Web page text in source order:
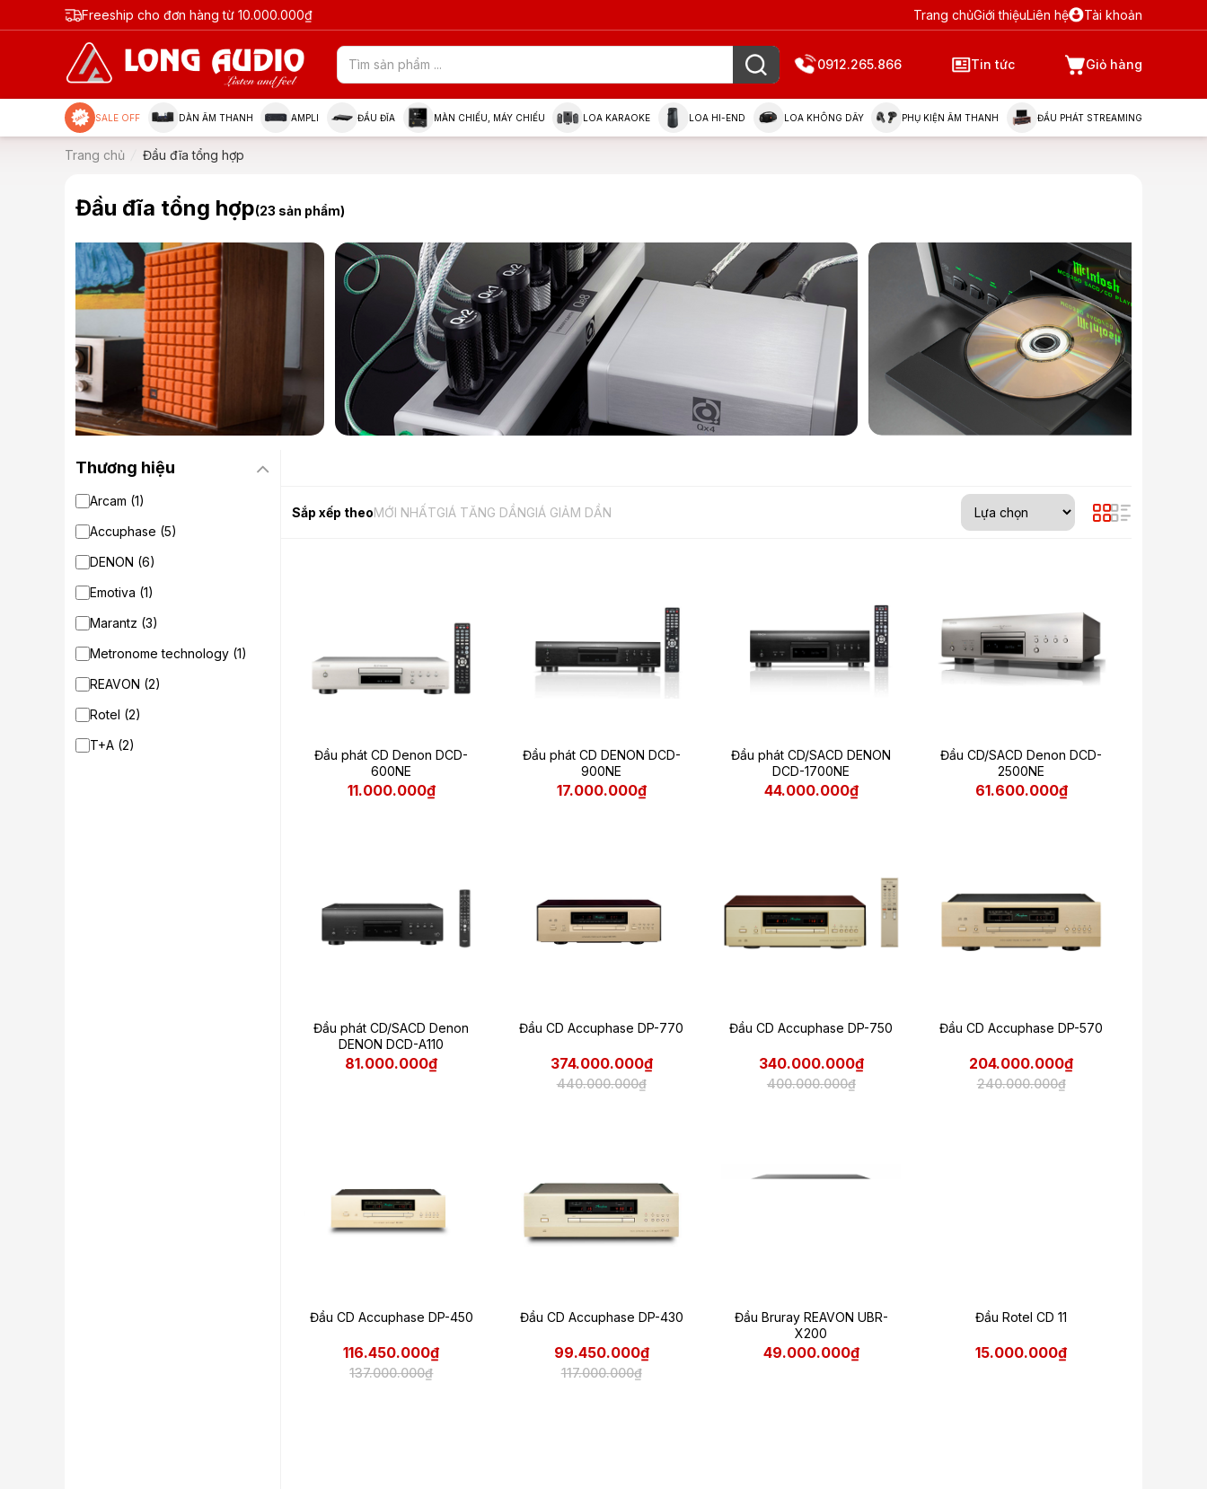
Freeship cho đơn hàng từ 10.000.000₫ Trang chủGiới thiệuLiên hệ Tài khoản
0912.265.866 Tin tức Giỏ hàng
SALE OFF DÀN ÂM THANH AMPLI ĐẦU ĐĨA MÀN CHIẾU, MÁY CHIẾU LOA KARAOKE LOA HI-END LOA KHÔNG DÂY PHỤ KIỆN ÂM THANH ĐẦU PHÁT STREAMING
Trang chủ Đầu đĩa tổng hợp
Đầu đĩa tổng hợp(23 sản phẩm)
Thương hiệu
Arcam (1)
Accuphase (5)
DENON (6)
Emotiva (1)
Marantz (3)
Metronome technology (1)
REAVON (2)
Rotel (2)
T+A (2)
Sắp xếp theoMỚI NHẤTGIÁ TĂNG DẦNGIÁ GIẢM DẦN
Đầu phát CD Denon DCD-
600NE
11.000.000₫
Đầu phát CD DENON DCD-
900NE
17.000.000₫
Đầu phát CD/SACD DENON
DCD-1700NE
44.000.000₫
Đầu CD/SACD Denon DCD-
2500NE
61.600.000₫
Đầu phát CD/SACD Denon
DENON DCD-A110
81.000.000₫
Đầu CD Accuphase DP-770
374.000.000₫
440.000.000₫
Đầu CD Accuphase DP-750
340.000.000₫
400.000.000₫
Đầu CD Accuphase DP-570
204.000.000₫
240.000.000₫
Đầu CD Accuphase DP-450
116.450.000₫
137.000.000₫
Đầu CD Accuphase DP-430
99.450.000₫
117.000.000₫
Đầu Bruray REAVON UBR-
X200
49.000.000₫
Đầu Rotel CD 11
15.000.000₫